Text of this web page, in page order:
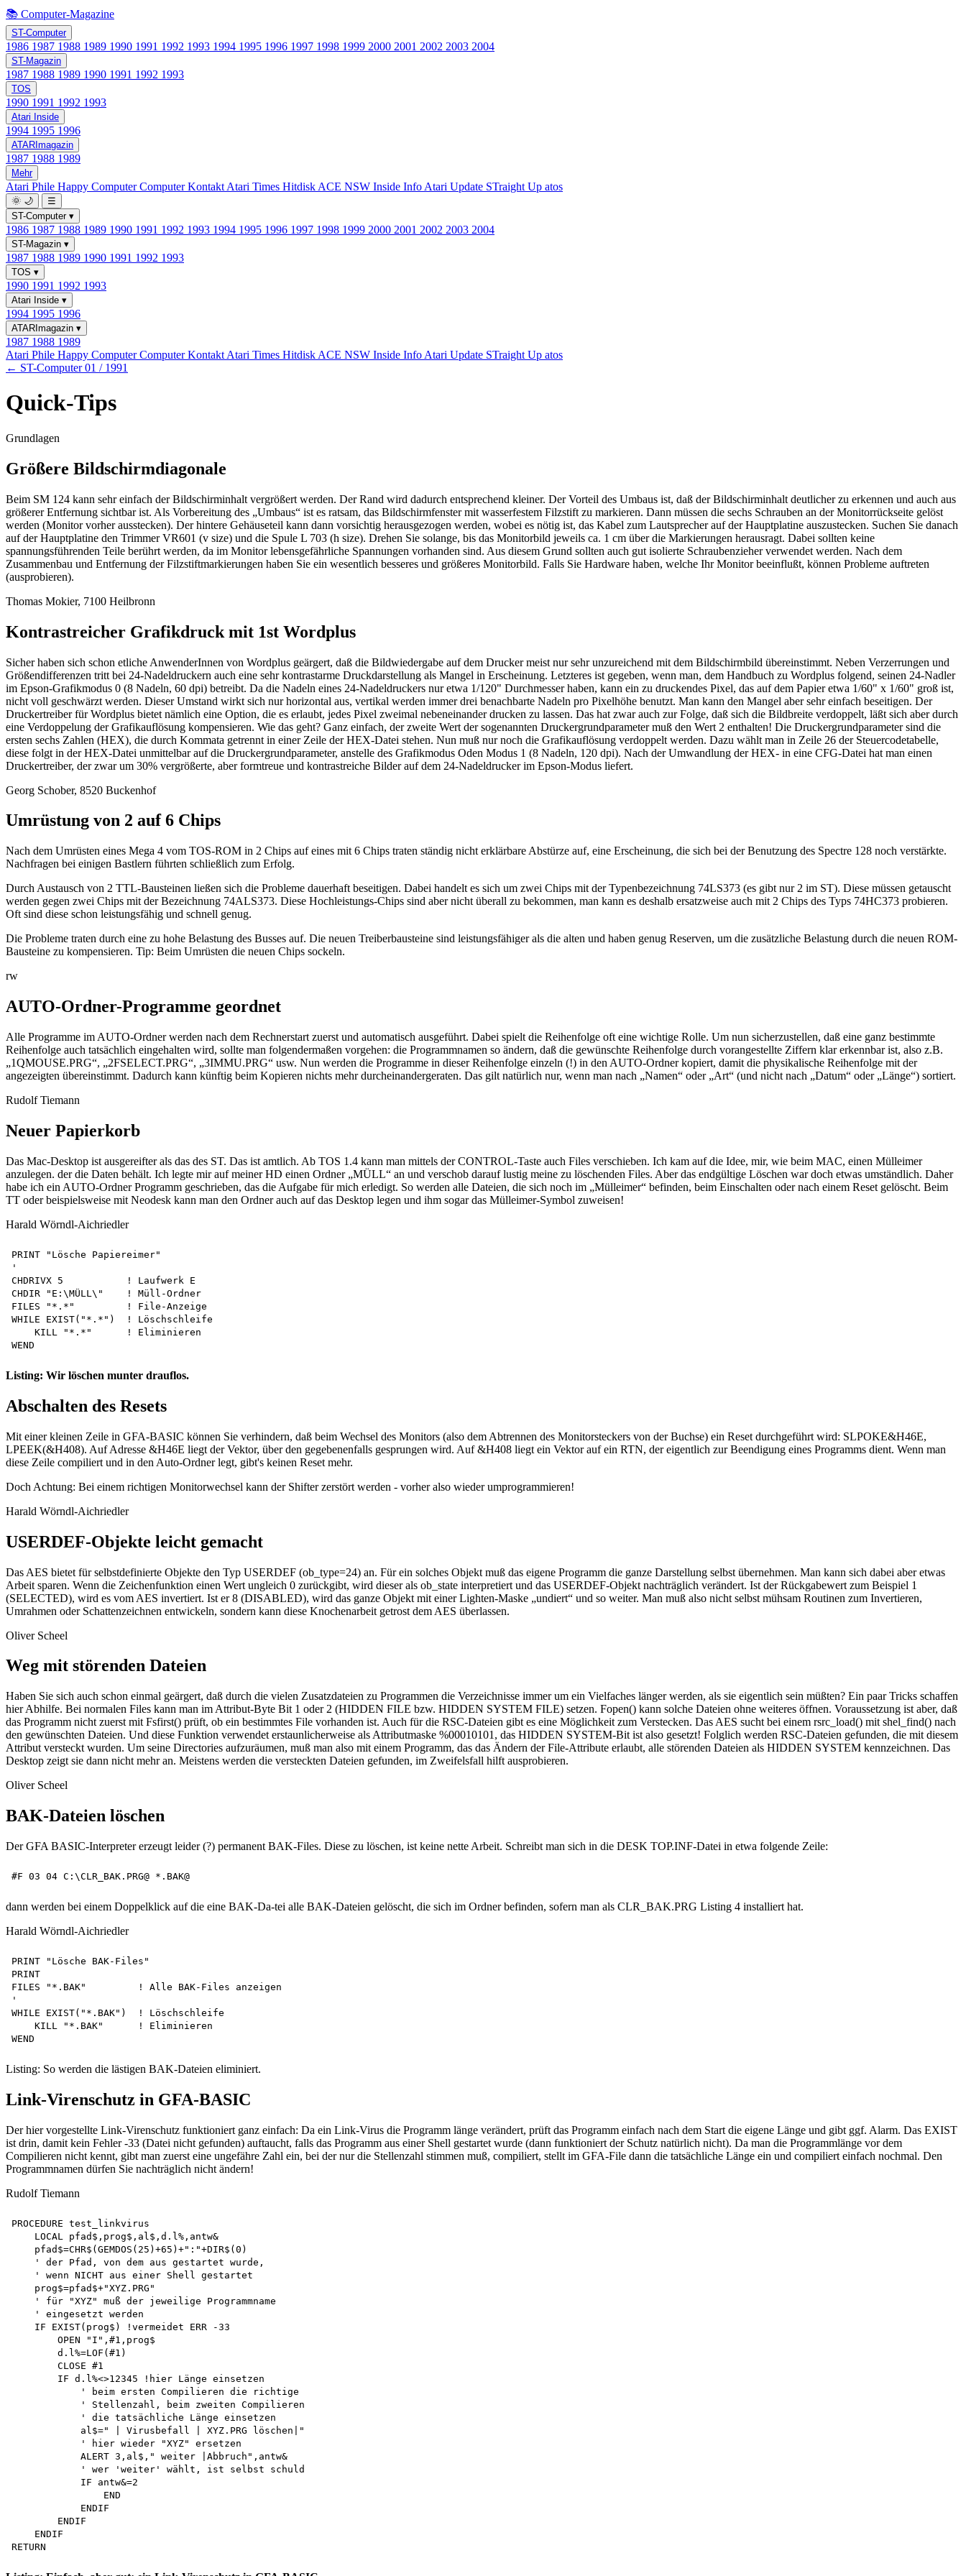
📚 Computer-Magazine
ST-Computer
1986 1987 1988 1989 1990 1991 1992 1993 1994 1995 1996 1997 1998 1999 2000 2001 2002 2003 2004
ST-Magazin
1987 1988 1989 1990 1991 1992 1993
TOS
1990 1991 1992 1993
Atari Inside
1994 1995 1996
ATARImagazin
1987 1988 1989
Mehr
Atari Phile Happy ComputerComputer Kontakt Atari Times Hitdisk ACE NSW Inside Info Atari Update STraight Up atos
🌞 🌙
☰
ST-Computer ▾
1986 1987 1988 1989 1990 1991 1992 1993 1994 1995 1996 1997 1998 1999 2000 2001 2002 2003 2004
ST-Magazin ▾
1987 1988 1989 1990 1991 1992 1993
TOS ▾
1990 1991 1992 1993
Atari Inside ▾
1994 1995 1996
ATARImagazin ▾
1987 1988 1989
Atari Phile Happy ComputerComputer Kontakt Atari Times Hitdisk ACE NSW Inside Info Atari Update STraight Up atos
← ST-Computer 01 / 1991
Quick-Tips
Grundlagen
Größere Bildschirmdiagonale
Beim SM 124 kann sehr einfach der Bildschirminhalt vergrößert werden. Der Rand wird dadurch entsprechend kleiner. Der Vorteil des Umbaus ist, daß der Bildschirminhalt deutlicher zu erkennen und auch aus
größerer Entfernung sichtbar ist. Als Vorbereitung des „Umbaus“ ist es ratsam, das Bildschirmfenster mit wasserfestem Filzstift zu markieren. Dann müssen die sechs Schrauben an der Monitorrückseite gelöst
werden (Monitor vorher ausstecken). Der hintere Gehäuseteil kann dann vorsichtig herausgezogen werden, wobei es nötig ist, das Kabel zum Lautsprecher auf der Hauptplatine auszustecken. Suchen Sie danach
auf der Hauptplatine den Trimmer VR601 (v size) und die Spule L 703 (h size). Drehen Sie solange, bis das Monitorbild jeweils ca. 1 cm über die Markierungen herausragt. Dabei sollten keine
spannungsführenden Teile berührt werden, da im Monitor lebensgefährliche Spannungen vorhanden sind. Aus diesem Grund sollten auch gut isolierte Schraubenzieher verwendet werden. Nach dem
Zusammenbau und Entfernung der Filzstiftmarkierungen haben Sie ein wesentlich besseres und größeres Monitorbild. Falls Sie Hardware haben, welche Ihr Monitor beeinflußt, können Probleme auftreten
(ausprobieren).
Thomas Mokier, 7100 Heilbronn
Kontrastreicher Grafikdruck mit 1st Wordplus
Sicher haben sich schon etliche AnwenderInnen von Wordplus geärgert, daß die Bildwiedergabe auf dem Drucker meist nur sehr unzureichend mit dem Bildschirmbild übereinstimmt. Neben Verzerrungen und
Größendifferenzen tritt bei 24-Nadeldruckern auch eine sehr kontrastarme Druckdarstellung als Mangel in Erscheinung. Letzteres ist gegeben, wenn man, dem Handbuch zu Wordplus folgend, seinen 24-Nadler
im Epson-Grafikmodus 0 (8 Nadeln, 60 dpi) betreibt. Da die Nadeln eines 24-Nadeldruckers nur etwa 1/120" Durchmesser haben, kann ein zu druckendes Pixel, das auf dem Papier etwa 1/60" x 1/60" groß ist,
nicht voll geschwärzt werden. Dieser Umstand wirkt sich nur horizontal aus, vertikal werden immer drei benachbarte Nadeln pro Pixelhöhe benutzt. Man kann den Mangel aber sehr einfach beseitigen. Der
Druckertreiber für Wordplus bietet nämlich eine Option, die es erlaubt, jedes Pixel zweimal nebeneinander drucken zu lassen. Das hat zwar auch zur Folge, daß sich die Bildbreite verdoppelt, läßt sich aber durch
eine Verdoppelung der Grafikauflösung kompensieren. Wie das geht? Ganz einfach, der zweite Wert der sogenannten Druckergrundparameter muß den Wert 2 enthalten! Die Druckergrundparameter sind die
ersten sechs Zahlen (HEX), die durch Kommata getrennt in einer Zeile der HEX-Datei stehen. Nun muß nur noch die Grafikauflösung verdoppelt werden. Dazu wählt man in Zeile 26 der Steuercodetabelle,
diese folgt in der HEX-Datei unmittelbar auf die Druckergrundparameter, anstelle des Grafikmodus Oden Modus 1 (8 Nadeln, 120 dpi). Nach der Umwandlung der HEX- in eine CFG-Datei hat man einen
Druckertreiber, der zwar um 30% vergrößerte, aber formtreue und kontrastreiche Bilder auf dem 24-Nadeldrucker im Epson-Modus liefert.
Georg Schober, 8520 Buckenhof
Umrüstung von 2 auf 6 Chips
Nach dem Umrüsten eines Mega 4 vom TOS-ROM in 2 Chips auf eines mit 6 Chips traten ständig nicht erklärbare Abstürze auf, eine Erscheinung, die sich bei der Benutzung des Spectre 128 noch verstärkte.
Nachfragen bei einigen Bastlern führten schließlich zum Erfolg.
Durch Austausch von 2 TTL-Bausteinen ließen sich die Probleme dauerhaft beseitigen. Dabei handelt es sich um zwei Chips mit der Typenbezeichnung 74LS373 (es gibt nur 2 im ST). Diese müssen getauscht
werden gegen zwei Chips mit der Bezeichnung 74ALS373. Diese Hochleistungs-Chips sind aber nicht überall zu bekommen, man kann es deshalb ersatzweise auch mit 2 Chips des Typs 74HC373 probieren.
Oft sind diese schon leistungsfähig und schnell genug.
Die Probleme traten durch eine zu hohe Belastung des Busses auf. Die neuen Treiberbausteine sind leistungsfähiger als die alten und haben genug Reserven, um die zusätzliche Belastung durch die neuen ROM-
Bausteine zu kompensieren. Tip: Beim Umrüsten die neuen Chips sockeln.
rw
AUTO-Ordner-Programme geordnet
Alle Programme im AUTO-Ordner werden nach dem Rechnerstart zuerst und automatisch ausgeführt. Dabei spielt die Reihenfolge oft eine wichtige Rolle. Um nun sicherzustellen, daß eine ganz bestimmte
Reihenfolge auch tatsächlich eingehalten wird, sollte man folgendermaßen vorgehen: die Programmnamen so ändern, daß die gewünschte Reihenfolge durch vorangestellte Ziffern klar erkennbar ist, also z.B.
„1QMOUSE.PRG“, „2FSELECT.PRG“, „3IMMU.PRG“ usw. Nun werden die Programme in dieser Reihenfolge einzeln (!) in den AUTO-Ordner kopiert, damit die physikalische Reihenfolge mit der
angezeigten übereinstimmt. Dadurch kann künftig beim Kopieren nichts mehr durcheinandergeraten. Das gilt natürlich nur, wenn man nach „Namen“ oder „Art“ (und nicht nach „Datum“ oder „Länge“) sortiert.
Rudolf Tiemann
Neuer Papierkorb
Das Mac-Desktop ist ausgereifter als das des ST. Das ist amtlich. Ab TOS 1.4 kann man mittels der CONTROL-Taste auch Files verschieben. Ich kam auf die Idee, mir, wie beim MAC, einen Mülleimer
anzulegen. der die Daten behält. Ich legte mir auf meiner HD einen Ordner „MÜLL“ an und verschob darauf lustig meine zu löschenden Files. Aber das endgültige Löschen war doch etwas umständlich. Daher
habe ich ein AUTO-Ordner Programm geschrieben, das die Aufgabe für mich erledigt. So werden alle Dateien, die sich noch im „Mülleimer“ befinden, beim Einschalten oder nach einem Reset gelöscht. Beim
TT oder beispielsweise mit Neodesk kann man den Ordner auch auf das Desktop legen und ihm sogar das Mülleimer-Symbol zuweisen!
Harald Wörndl-Aichriedler
PRINT "Lösche Papiereimer"
'
CHDRIVX 5           ! Laufwerk E
CHDIR "E:\MÜLL\"    ! Müll-Ordner
FILES "*.*"         ! File-Anzeige
WHILE EXIST("*.*")  ! Löschschleife
    KILL "*.*"      ! Eliminieren
Listing: Wir löschen munter drauflos.
Abschalten des Resets
Mit einer kleinen Zeile in GFA-BASIC können Sie verhindern, daß beim Wechsel des Monitors (also dem Abtrennen des Monitorsteckers von der Buchse) ein Reset durchgeführt wird: SLPOKE&H46E,
LPEEK(&H408). Auf Adresse &H46E liegt der Vektor, über den gegebenenfalls gesprungen wird. Auf &H408 liegt ein Vektor auf ein RTN, der eigentlich zur Beendigung eines Programms dient. Wenn man
diese Zeile compiliert und in den Auto-Ordner legt, gibt's keinen Reset mehr.
Doch Achtung: Bei einem richtigen Monitorwechsel kann der Shifter zerstört werden - vorher also wieder umprogrammieren!
Harald Wörndl-Aichriedler
USERDEF-Objekte leicht gemacht
Das AES bietet für selbstdefinierte Objekte den Typ USERDEF (ob_type=24) an. Für ein solches Objekt muß das eigene Programm die ganze Darstellung selbst übernehmen. Man kann sich dabei aber etwas
Arbeit sparen. Wenn die Zeichenfunktion einen Wert ungleich 0 zurückgibt, wird dieser als ob_state interpretiert und das USERDEF-Objekt nachträglich verändert. Ist der Rückgabewert zum Beispiel 1
(SELECTED), wird es vom AES invertiert. Ist er 8 (DISABLED), wird das ganze Objekt mit einer Lighten-Maske „undiert“ und so weiter. Man muß also nicht selbst mühsam Routinen zum Invertieren,
Umrahmen oder Schattenzeichnen entwickeln, sondern kann diese Knochenarbeit getrost dem AES überlassen.
Oliver Scheel
Weg mit störenden Dateien
Haben Sie sich auch schon einmal geärgert, daß durch die vielen Zusatzdateien zu Programmen die Verzeichnisse immer um ein Vielfaches länger werden, als sie eigentlich sein müßten? Ein paar Tricks schaffen
hier Abhilfe. Bei normalen Files kann man im Attribut-Byte Bit 1 oder 2 (HIDDEN FILE bzw. HIDDEN SYSTEM FILE) setzen. Fopen() kann solche Dateien ohne weiteres öffnen. Voraussetzung ist aber, daß
das Programm nicht zuerst mit Fsfirst() prüft, ob ein bestimmtes File vorhanden ist. Auch für die RSC-Dateien gibt es eine Möglichkeit zum Verstecken. Das AES sucht bei einem rsrc_load() mit shel_find() nach
den gewünschten Dateien. Und diese Funktion verwendet erstaunlicherweise als Attributmaske %00010101, das HIDDEN SYSTEM-Bit ist also gesetzt! Folglich werden RSC-Dateien gefunden, die mit diesem
Attribut versteckt wurden. Um seine Directories aufzuräumen, muß man also mit einem Programm, das das Ändern der File-Attribute erlaubt, alle störenden Dateien als HIDDEN SYSTEM kennzeichnen. Das
Desktop zeigt sie dann nicht mehr an. Meistens werden die versteckten Dateien gefunden, im Zweifelsfall hilft ausprobieren.
Oliver Scheel
BAK-Dateien löschen
Der GFA BASIC-Interpreter erzeugt leider (?) permanent BAK-Files. Diese zu löschen, ist keine nette Arbeit. Schreibt man sich in die DESK TOP.INF-Datei in etwa folgende Zeile:
dann werden bei einem Doppelklick auf die eine BAK-Da-tei alle BAK-Dateien gelöscht, die sich im Ordner befinden, sofern man als CLR_BAK.PRG Listing 4 installiert hat.
Harald Wörndl-Aichriedler
PRINT "Lösche BAK-Files"
PRINT
FILES "*.BAK"         ! Alle BAK-Files anzeigen
'
WHILE EXIST("*.BAK")  ! Löschschleife
    KILL "*.BAK"      ! Eliminieren
Listing: So werden die lästigen BAK-Dateien eliminiert.
Link-Virenschutz in GFA-BASIC
Der hier vorgestellte Link-Virenschutz funktioniert ganz einfach: Da ein Link-Virus die Programm länge verändert, prüft das Programm einfach nach dem Start die eigene Länge und gibt ggf. Alarm. Das EXIST
ist drin, damit kein Fehler -33 (Datei nicht gefunden) auftaucht, falls das Programm aus einer Shell gestartet wurde (dann funktioniert der Schutz natürlich nicht). Da man die Programmlänge vor dem
Compilieren nicht kennt, gibt man zuerst eine ungefähre Zahl ein, bei der nur die Stellenzahl stimmen muß, compiliert, stellt im GFA-File dann die tatsächliche Länge ein und compiliert einfach nochmal. Den
Programmnamen dürfen Sie nachträglich nicht ändern!
Rudolf Tiemann
PROCEDURE test_linkvirus
    LOCAL pfad$,prog$,al$,d.l%,antw&
    pfad$=CHR$(GEMDOS(25)+65)+":"+DIR$(0)
    ' der Pfad, von dem aus gestartet wurde,
    ' wenn NICHT aus einer Shell gestartet
    prog$=pfad$+"XYZ.PRG"
    ' für "XYZ" muß der jeweilige Programmname
    ' eingesetzt werden
    IF EXIST(prog$) !vermeidet ERR -33
        OPEN "I",#1,prog$
        d.l%=LOF(#1)
        CLOSE #1
        IF d.l%<>12345 !hier Länge einsetzen
            ' beim ersten Compilieren die richtige
            ' Stellenzahl, beim zweiten Compilieren
            ' die tatsächliche Länge einsetzen
            al$=" | Virusbefall | XYZ.PRG löschen|"
            ' hier wieder "XYZ" ersetzen
            ALERT 3,al$," weiter |Abbruch",antw&
            ' wer 'weiter' wählt, ist selbst schuld
            IF antw&=2
                END
            ENDIF
        ENDIF
    ENDIF